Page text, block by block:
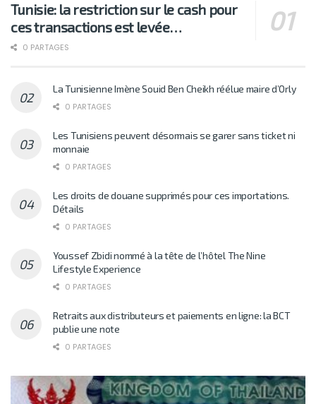
Tunisie: la restriction sur le cash pour
ces transactions est levée…
0 PARTAGES
La Tunisienne Imène Souid Ben Cheikh réélue maire d’Orly
0 PARTAGES
Les Tunisiens peuvent désormais se garer sans ticket ni
monnaie
0 PARTAGES
Les droits de douane supprimés pour ces importations.
Détails
0 PARTAGES
Youssef Zbidi nommé à la tête de l’hôtel The Nine
Lifestyle Experience
0 PARTAGES
Retraits aux distributeurs et paiements en ligne: la BCT
publie une note
0 PARTAGES